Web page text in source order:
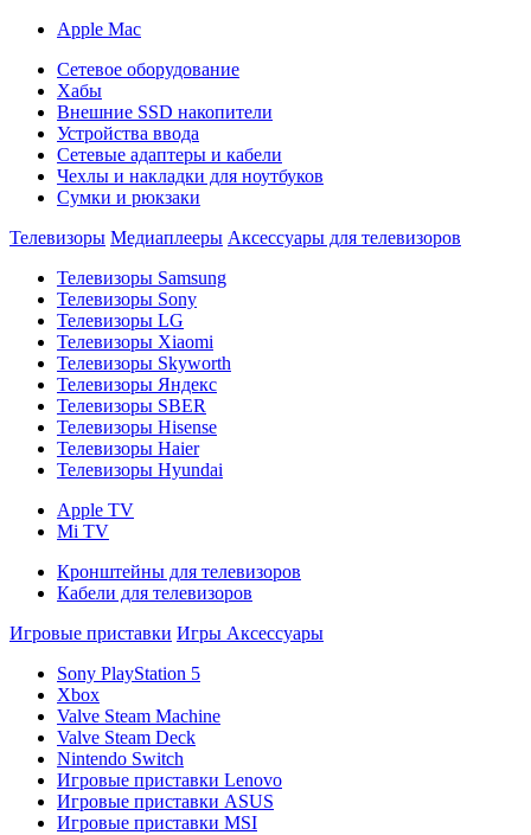
Apple Mac
Сетевое оборудование
Хабы
Внешние SSD накопители
Устройства ввода
Сетевые адаптеры и кабели
Чехлы и накладки для ноутбуков
Сумки и рюкзаки
Телевизоры Медиаплееры Аксессуары для телевизоров
Телевизоры Samsung
Телевизоры Sony
Телевизоры LG
Телевизоры Xiaomi
Телевизоры Skyworth
Телевизоры Яндекс
Телевизоры SBER
Телевизоры Hisense
Телевизоры Haier
Телевизоры Hyundai
Apple TV
Mi TV
Кронштейны для телевизоров
Кабели для телевизоров
Игровые приставки Игры Аксессуары
Sony PlayStation 5
Xbox
Valve Steam Machine
Valve Steam Deck
Nintendo Switch
Игровые приставки Lenovo
Игровые приставки ASUS
Игровые приставки MSI